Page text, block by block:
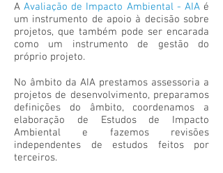
AAvaliação de Impacto Ambiental - AIAé
um instrumento de apoio à decisão sobre
projetos, que também pode ser encarada
como um instrumento de gestão do
próprio projeto.
No âmbito da AIA prestamos assessoria a
projetos de desenvolvimento, preparamos
definições do âmbito, coordenamos a
elaboração de Estudos de Impacto
Ambiental e fazemos revisões
independentes de estudos feitos por
terceiros.